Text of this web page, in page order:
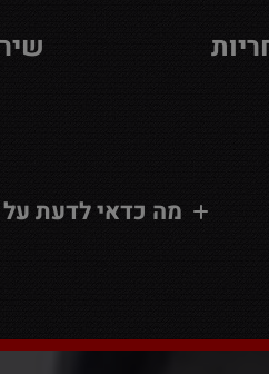
מה כדאי לדעת על